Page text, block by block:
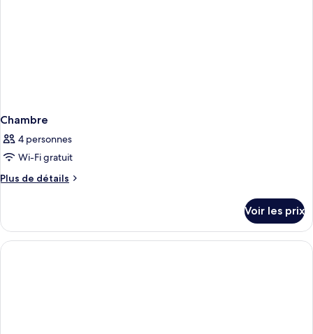
Chambre
4 personnes
Wi-Fi gratuit
Plus de détails
Plus
le
type
de
Voir les prix